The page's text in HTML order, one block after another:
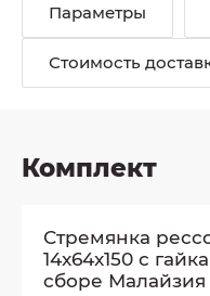
Параметры
Стоимость
Комплект
Стремянка
14x64x150 с
сборе Малайзия